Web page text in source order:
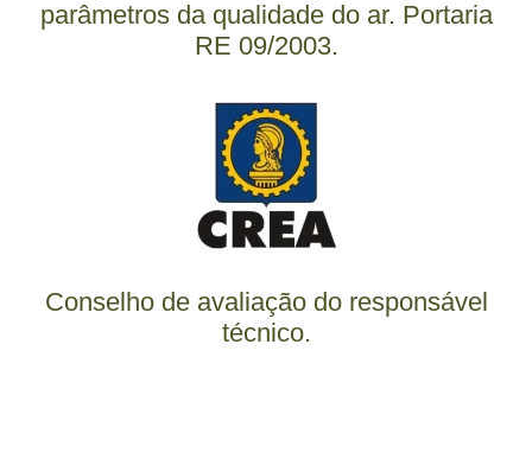
parâmetros da qualidade do ar. Portaria
RE 09/2003.
Conselho de avaliação do responsável
técnico.